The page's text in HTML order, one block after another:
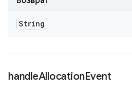
String
handleAllocationEvent